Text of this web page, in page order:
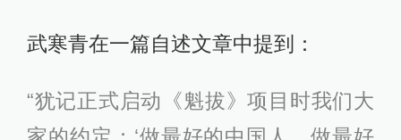
武寒青在一篇自述文章中提到：
“犹记正式启动《魁拔》项目时我们大